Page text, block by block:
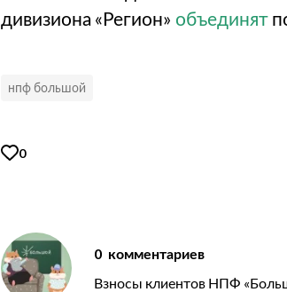
дивизиона «Регион» объединят
нпф большой
0
0 комментариев
Взносы клиентов НПФ